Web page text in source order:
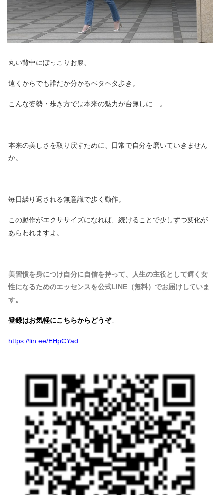
丸い背中にぽっこりお腹、
遠くからでも誰だか分かるペタペタ歩き。
こんな姿勢・歩き方では本来の魅力が台無しに…。
本来の美しさを取り戻すために、日常で自分を磨いていきません
か。
毎日繰り返される無意識で歩く動作。
この動作がエクササイズになれば、続けることで少しずつ変化が
あらわれますよ。
美習慣を身につけ自分に自信を持って、人生の主役として輝く女
性になるためのエッセンスを公式LINE（無料）でお届けしていま
す。
登録はお気軽にこちらからどうぞ↓
https://lin.ee/EHpCYad